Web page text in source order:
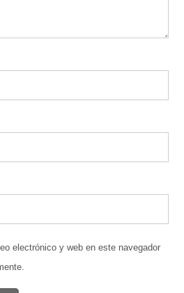
electrónico y web en este navegador